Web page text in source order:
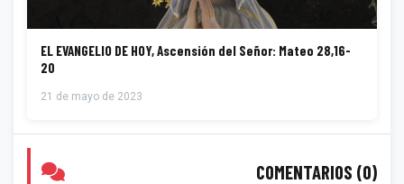
EL EVANGELIO DE HOY, Ascensión del Señor: Mateo 28,16-
20
21 de mayo de 2023
COMENTARIOS (0)